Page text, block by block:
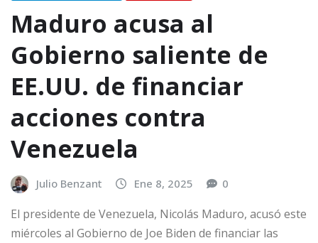
Maduro acusa al
Gobierno saliente de
EE.UU. de financiar
acciones contra
Venezuela
Julio Benzant Ene 8, 2025 0
El presidente de Venezuela, Nicolás Maduro, acusó este
miércoles al Gobierno de Joe Biden de financiar las